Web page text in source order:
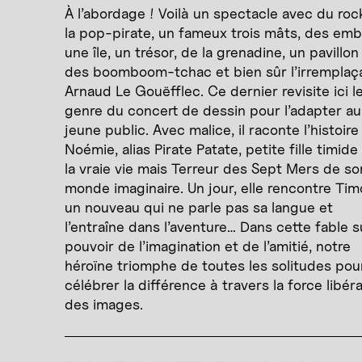
À l’abordage ! Voilà un spectacle avec du
la pop-pirate, un fameux trois mâts, des
une île, un trésor, de la grenadine, un pavillon
des boomboom-tchac et bien sûr
Arnaud Le Gouëfflec. Ce dernier revisite ici le
genre du concert de dessin pour l’adapter au
jeune public. Avec malice, il raconte l’histoire
Noémie, alias Pirate Patate, petite fille timide
la vraie vie mais Terreur des Sept Mers de
monde imaginaire. Un jour, elle rencontre
un nouveau qui ne parle pas sa langue et
l’entraîne dans l’aventure… Dans cette fable
pouvoir de l’imagination et de l’amitié, notre
héroïne triomphe de toutes les solitudes
célébrer la différence à travers la force
des images.